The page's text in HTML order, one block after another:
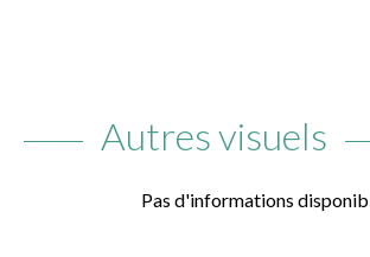
Autres visuels
Pas d'informations